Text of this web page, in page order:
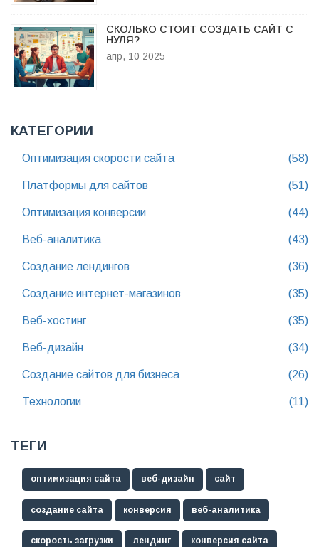
СКОЛЬКО СТОИТ СОЗДАТЬ САЙТ С
НУЛЯ?
апр, 10 2025
КАТЕГОРИИ
Оптимизация скорости сайта (58)
Платформы для сайтов (51)
Оптимизация конверсии (44)
Веб-аналитика (43)
Создание лендингов (36)
Создание интернет-магазинов (35)
Веб-хостинг (35)
Веб-дизайн (34)
Создание сайтов для бизнеса (26)
Технологии (11)
ТЕГИ
оптимизация сайта веб-дизайн сайт
создание сайта конверсия веб-аналитика
скорость загрузки лендинг конверсия сайта